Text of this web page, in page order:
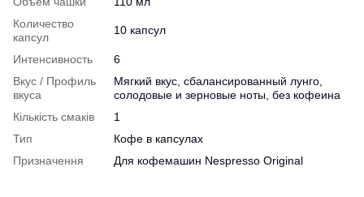
Количество
капсул
10 капсул
Интенсивность
6
Вкус / Профиль
вкуса
Мягкий вкус, сбалансированный лунго,
солодовые и зерновые ноты, без кофеина
Кількість смаків
1
Тип
Кофе в капсулах
Призначення
Для кофемашин Nespresso Original